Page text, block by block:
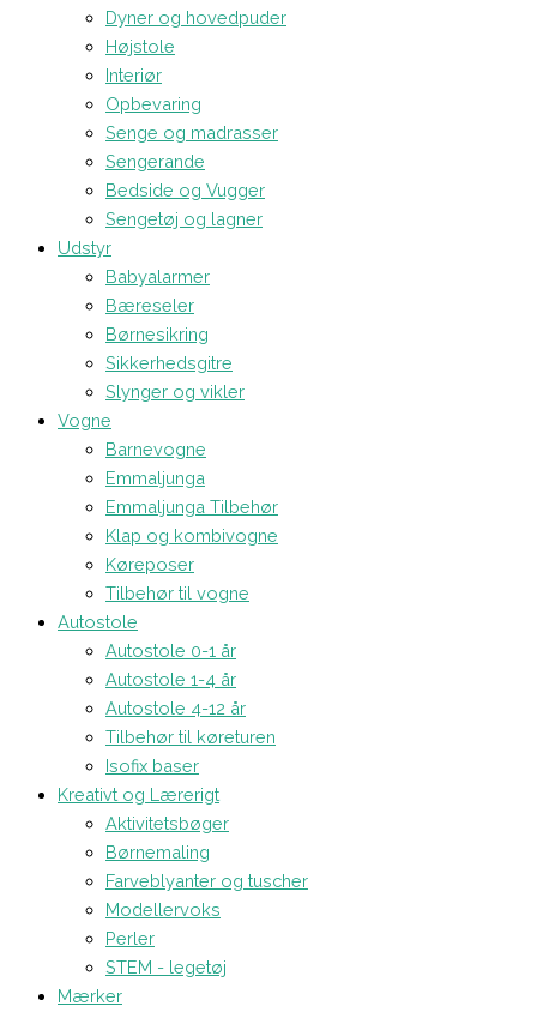
Dyner og hovedpuder
Højstole
Interiør
Opbevaring
Senge og madrasser
Sengerande
Bedside og Vugger
Sengetøj og lagner
Udstyr
Babyalarmer
Bæreseler
Børnesikring
Sikkerhedsgitre
Slynger og vikler
Vogne
Barnevogne
Emmaljunga
Emmaljunga Tilbehør
Klap og kombivogne
Køreposer
Tilbehør til vogne
Autostole
Autostole 0-1 år
Autostole 1-4 år
Autostole 4-12 år
Tilbehør til køreturen
Isofix baser
Kreativt og Lærerigt
Aktivitetsbøger
Børnemaling
Farveblyanter og tuscher
Modellervoks
Perler
STEM - legetøj
Mærker